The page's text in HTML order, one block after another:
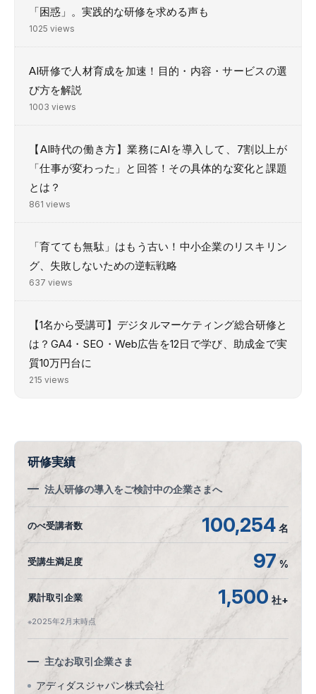
「困惑」。実践的な研修を求める声も
1025 views
AI研修で人材育成を加速！目的・内容・サービスの選
び方を解説
1003 views
【AI時代の働き方】業務にAIを導入して、7割以上が
「仕事が変わった」と回答！その具体的な変化と課題
とは？
861 views
「育てても無駄」はもう古い！中小企業のリスキリン
グ、失敗しないための逆転戦略
637 views
【1名から受講可】デジタルマーケティング総合研修と
は？GA4・SEO・Web広告を12日で学び、助成金で実
質10万円台に
215 views
研修実績
法人研修の導入をご検討中の企業さまへ
のべ受講者数 100,254 名
受講生満足度 97 %
累計取引企業 1,500 社+
※2025年2月末時点
主なお取引企業さま
アディダスジャパン株式会社